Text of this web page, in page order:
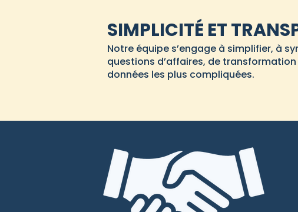
SIMPLICITÉ ET
Notre équipe s’engage à simplifier, à
questions d’affaires, de
données les plus compliquées.